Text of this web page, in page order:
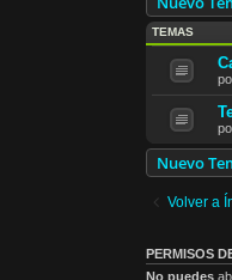
TEMAS
Nuevo
Volver a
PERMISOS
No puedes